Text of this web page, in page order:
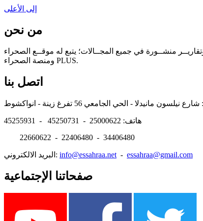
إلى الأعلى
من نحن
منشــورة في جميع المجــالات؛ يتبع له موقــع الصحراء
ومنصة الصحراء PLUS.
اتصل بنا
هاتف: 25000622 - 45250731 - 45255931
22660622 - 22406480 - 34406480
البريد الالكتروني: info@essahraa.net - essahraa@gmail.com
صفحاتنا الإجتماعية